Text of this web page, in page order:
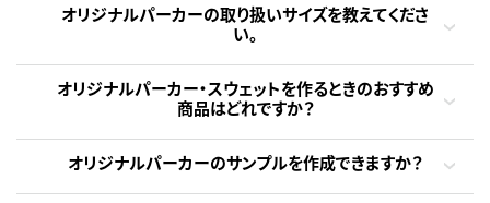
オリジナルパーカーの取り扱いサイズを教えてくださ
い。
オリジナルパーカー・スウェットを作るときのおすすめ
商品はどれですか？
オリジナルパーカーのサンプルを作成できますか？